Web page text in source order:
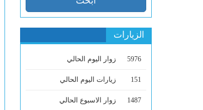
الزيارات
5976 زوار اليوم الحالي
151 زيارات اليوم الحالي
1487 زوار الاسبوع الحالي